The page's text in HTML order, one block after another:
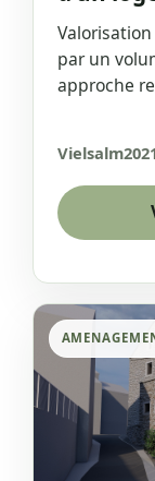
par un
approche
Vielsalm2021